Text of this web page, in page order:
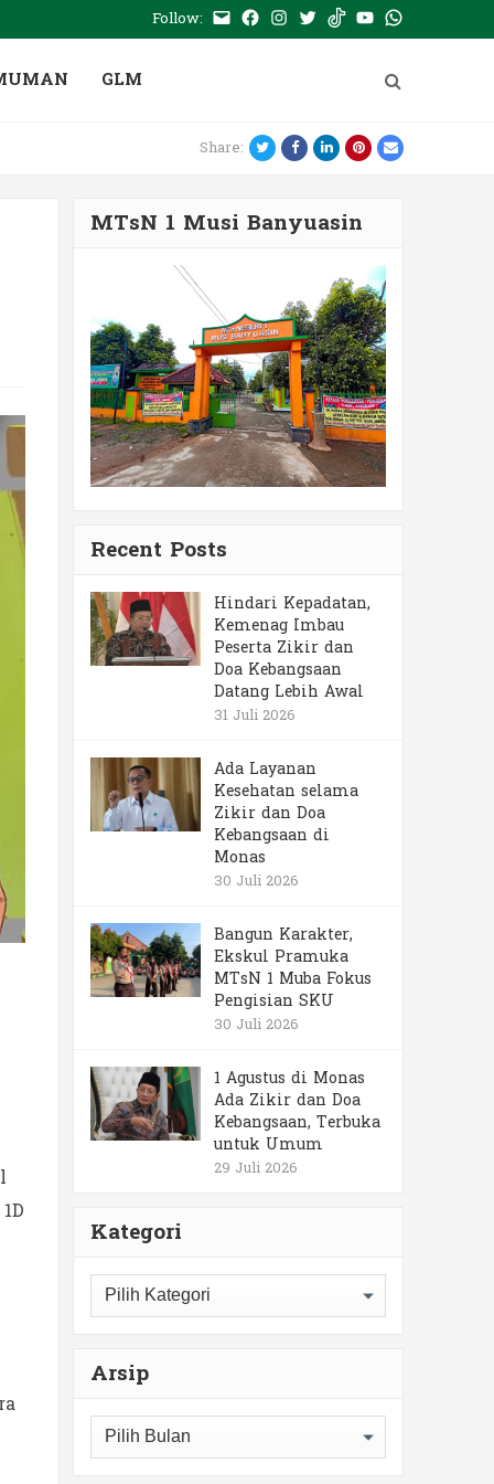
Follow: E- Facebook
Instagram
TwitterTiktokYoutubeWhatsApp
GLM
Share: TwitterFacebookLinkedIn
Pinterest
Email
MTsN 1 Musi Banyuasin
Recent Posts
Hindari Kepadatan,
Kemenag Imbau
Peserta Zikir dan
Doa Kebangsaan
Datang Lebih Awal
31 Juli 2026
Ada Layanan
Kesehatan selama
Zikir dan Doa
Kebangsaan di
Monas
30 Juli 2026
Bangun Karakter,
Ekskul Pramuka
MTsN 1 Muba Fokus
Pengisian SKU
30 Juli 2026
1 Agustus di Monas
Ada Zikir dan Doa
Kebangsaan, Terbuka
untuk Umum
29 Juli 2026
Kategori
Kategori
Arsip
Arsip